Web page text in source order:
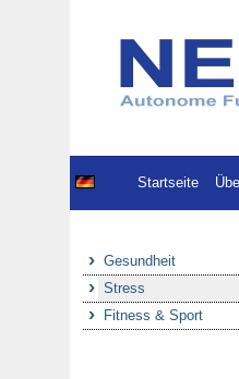
Startseite
Gesundheit
Stress
Fitness & Sport